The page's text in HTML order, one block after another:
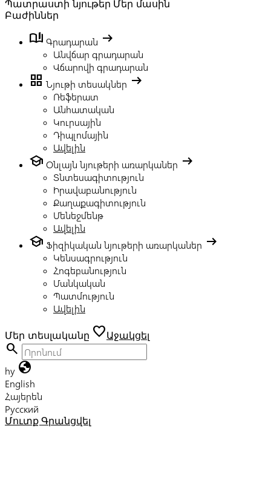
Պատրաստի նյութեր Մեր մասին
Բաժիններ
book_ribbon Գրադարան arrow_right_alt
Անվճար գրադարան
Վճարովի գրադարան
grid_view Նյութի տեսակներ arrow_right_alt
Ռեֆերատ
Անհատական
Կուրսային
Դիպլոմային
Ավելին
school Օնլայն նյութերի առարկաներ arrow_right_alt
Տնտեսագիտություն
Իրավաբանություն
Քաղաքագիտություն
Մենեջմենթ
Ավելին
school Ֆիզիկական նյութերի առարկաներ arrow_right_alt
Կենսագրություն
Հոգեբանություն
Մանկական
Պատմություն
Ավելին
Մեր տեսլականը favoriteԱջակցել
search
hy globe
English
Հայերեն
Русский
Մուտք Գրանցվել